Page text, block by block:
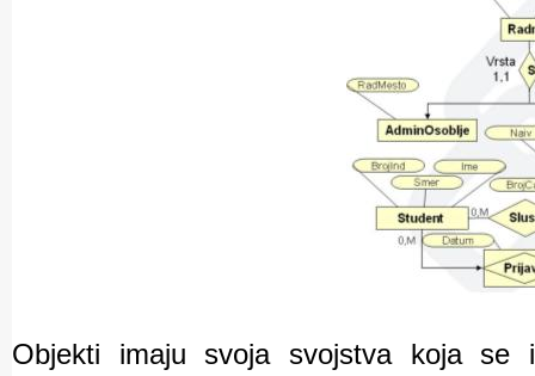
Objekti imaju svoja svojstva koja se